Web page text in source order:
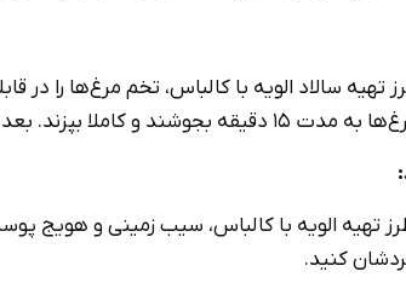
تهیه سالاد الویه با کالباس، تخم مرغ‌ها را در
تخم مرغ‌ها را زیر آب سرد بگیرید تا خنک شوند.
تهیه الویه با کالباس، سیب زمینی و هویج
کنید.